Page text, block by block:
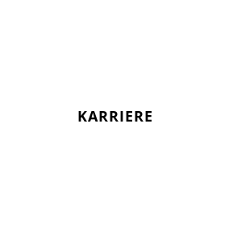
KARRIERE